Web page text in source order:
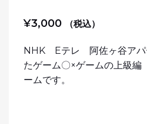
5 based on
¥3,000 （税込）
NHK Eテレ 阿佐ヶ谷アパ
たゲーム〇×ゲームの上級
ームです。